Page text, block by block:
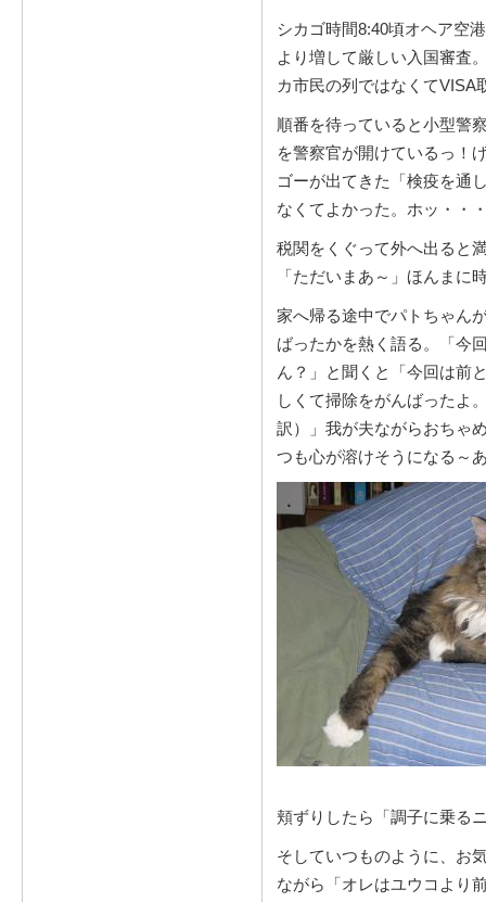
シカゴ時間8:40頃オヘア空
より増して厳しい入国審査
カ市民の列ではなくてVISA
順番を待っていると小型警
を警察官が開けているっ！
ゴーが出てきた「検疫を通
なくてよかった。ホッ・・
税関をくぐって外へ出ると
「ただいまあ～」ほんまに
家へ帰る途中でパトちゃん
ばったかを熱く語る。「今
ん？」と聞くと「今回は前
しくて掃除をがんばったよ
訳）」我が夫ながらおちゃ
つも心が溶けそうになる～
頬ずりしたら「調子に乗る
そしていつものように、お
ながら「オレはユウコより